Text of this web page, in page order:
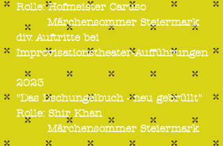
Rolle: Hofmeister Caruso
Märchensommer Steiermark
div. Auftritte bei
Improvisationstheater-Aufführungen
2023
"Das Dschungelbuch - neu gebrüllt"
Rolle: Shir Khan
Märchensommer Steiermark